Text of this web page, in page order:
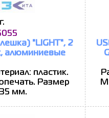
"LIGHT", 2
алюминиевые
пластик.
Размер
мм.